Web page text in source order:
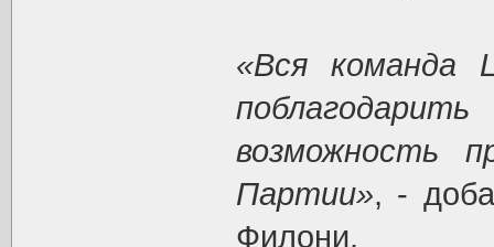
«Вся команда
возможность
Партии», -
Филони.